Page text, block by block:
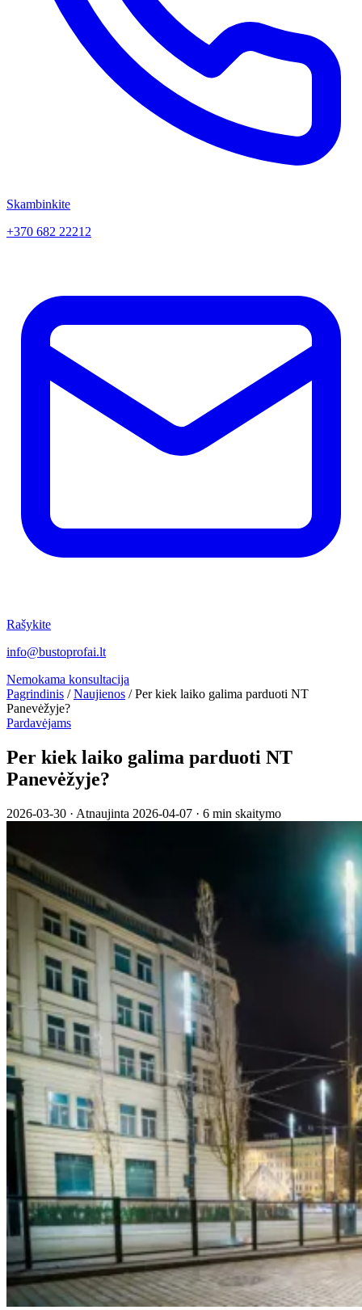
Skambinkite
+370 682 22212
Rašykite
info@bustoprofai.lt
Nemokama konsultacija
Pagrindinis /Naujienos /Per kiek laiko galima parduoti NT
Panevėžyje?
Pardavėjams
Per kiek laiko galima parduoti NT
Panevėžyje?
2026-03-30 · Atnaujinta 2026-04-07 · 6 min skaitymo